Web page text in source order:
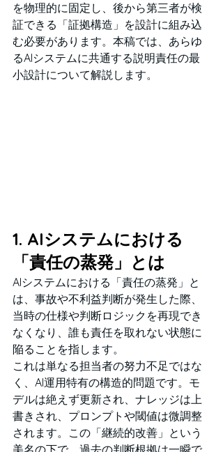
を物理的に固定し、後から第三者が検
証できる「証拠構造」を設計に組み込
む必要があります。本稿では、あらゆ
るAIシステムに共通する説明責任の最
小設計について解説します。
1. AIシステムにおける
「責任の蒸発」とは
AIシステムにおける「責任の蒸発」と
は、事故や不利益判断が発生した際、
当時の仕様や判断ロジックを再現でき
なくなり、誰も責任を取れない状態に
陥ることを指します。
これは単なる担当者の努力不足ではな
く、AI運用特有の構造的問題です。モ
デルは絶えず更新され、ナレッジは上
書きされ、プロンプトや閾値は微調整
されます。この「継続的改善」という
美名の下で、過去の判断根拠は一瞬で